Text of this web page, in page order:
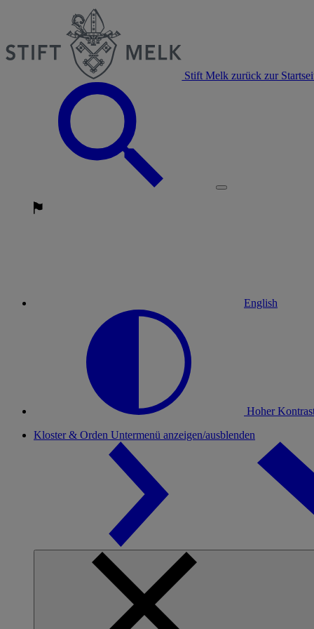
Stift Melk zurück zur
English
Hoher
Kloster & Orden Untermenü anzeigen/ausblenden